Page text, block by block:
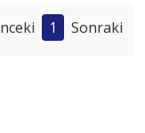
1 Sonraki